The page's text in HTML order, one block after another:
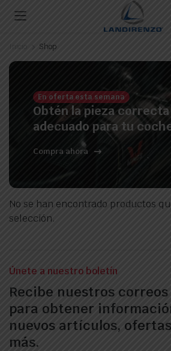
Inicio Shop
En oferta esta semana
Obtén la pieza
adecuado para tu
Compra ahora
No se han encontrado productos
selección.
Únete a nuestro boletín
Recibe nuestros
para obtener
nuevos artículos,
más.